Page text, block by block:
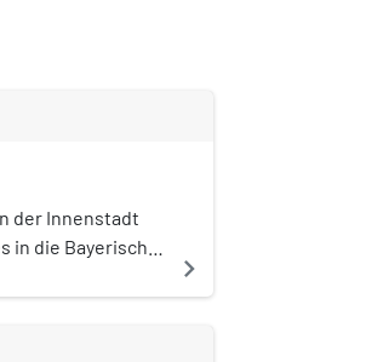
der Innenstadt
in die Bayerische
navigate_next